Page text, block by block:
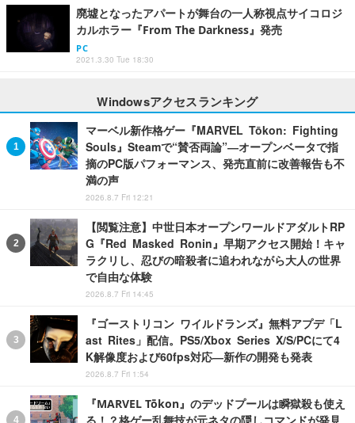
廃墟となったアパートが舞台の一人称視点サイコロジ
カルホラー『From The Darkness』発売
PC
2021.3.30 Tue 18:30
Windowsアクセスランキング
マーベル新作格ゲー『MARVEL Tōkon: Fighting
Souls』Steamで“賛否両論”―オープンベータで指
摘のPC版パフォーマンス、発売直前に改善報告も不
満の声
2026.8.7 Fri 12:21
【閲覧注意】中世日本オープンワールドアダルトRP
G『Red Masked Ronin』早期アクセス開始！キャ
ラクリし、忍びの暗殺者に追われながら大人の世界
で自由な体験
2026.8.7 Fri 14:45
『ゴーストリコン ワイルドランズ』無料アプデ「L
ast Rites」配信。PS5/Xbox Series X/S/PCにて4
K解像度および60fps対応―新作の開発も発表
2026.8.7 Fri 1:54
『MARVEL Tōkon』のデッドプールは瞬獄殺も使え